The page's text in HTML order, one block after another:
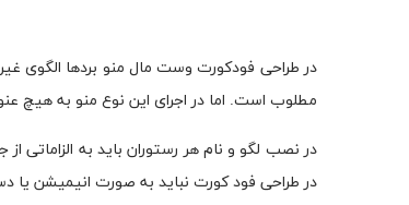
در طراحی فودکورت وست مال منو بردها الگوی
مطلوب است. اما در اجرای این نوع منو به هیچ
در نصب لگو و نام هر رستوران باید به الزاماتی
در طراحی فود کورت نباید به صورت انیمیشن